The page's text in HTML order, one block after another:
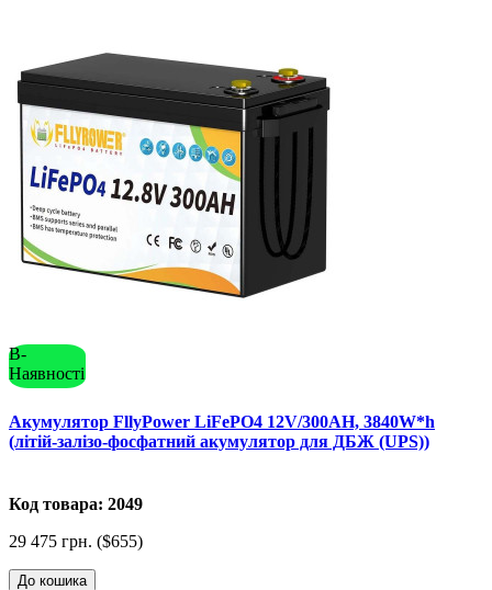
В-
Наявності
Акумулятор FllyPower LiFePO4 12V/300AH, 3840W*h
(літій-залізо-фосфатний акумулятор для ДБЖ (UPS))
Код товара: 2049
29 475 грн. ($655)
До кошика